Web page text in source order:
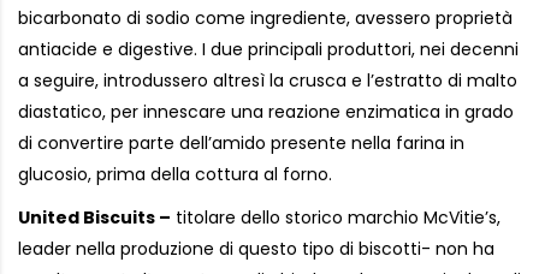
bicarbonato di sodio come ingrediente, avessero proprietà
antiacide e digestive. I due principali produttori, nei decenni
a seguire, introdussero altresì la crusca e l’estratto di malto
diastatico, per innescare una reazione enzimatica in grado
di convertire parte dell’amido presente nella farina in
glucosio, prima della cottura al forno.
United Biscuits – titolare dello storico marchio McVitie’s,
leader nella produzione di questo tipo di biscotti- non ha